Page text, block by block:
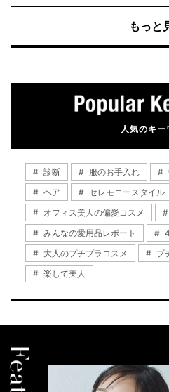
もっと
人気のキー
診断 服のお手入れ
ヘア
セレモニースタイル
オフィス美人の偏愛コスメ
みんなの愛用品レポート
大人のプチプラコスメ
プ
楽して美人